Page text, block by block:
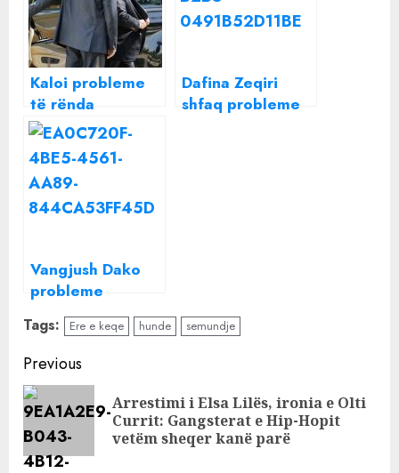
Kaloi probleme
të rënda
shëndetësore,
ish-këshilltari
zbulon gjendjen
e Fatos Nanos
dhe tregon ku
Dafina Zeqiri
shfaq probleme
Vangjush Dako
probleme
shëndetësore,
përfundon në
spital
Tags: Ere e keqe hunde semundje
Continue
Reading
Previous
Arrestimi i Elsa Lilës, ironia e Olti
Currit: Gangsterat e Hip-Hopit
vetëm sheqer kanë parë